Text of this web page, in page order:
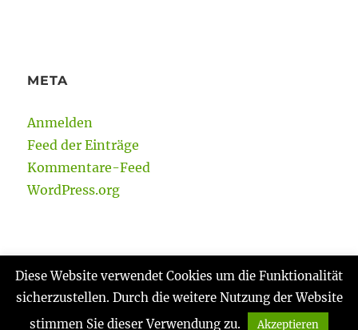
META
Anmelden
Feed der Einträge
Kommentare-Feed
WordPress.org
Gabi Reinmann Datenschutzerklärung
Stolz
präsentiert von WordPress
Diese Website verwendet Cookies um die Funktionalität
sicherzustellen. Durch die weitere Nutzung der Website
stimmen Sie dieser Verwendung zu.
Akzeptieren